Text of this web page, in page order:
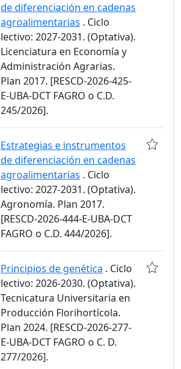
de diferenciación en cadenas
agroalimentarias . Ciclo
lectivo: 2027-2031. (Optativa).
Licenciatura en Economía y
Administración Agrarias.
Plan 2017. [RESCD-2026-425-
E-UBA-DCT FAGRO o C.D.
245/2026].
Estrategias e instrumentos
de diferenciación en cadenas
agroalimentarias . Ciclo
lectivo: 2027-2031. (Optativa).
Agronomía. Plan 2017.
[RESCD-2026-444-E-UBA-DCT
FAGRO o C.D. 444/2026].
Principios de genética . Ciclo
lectivo: 2026-2030. (Optativa).
Tecnicatura Universitaria en
Producción Florihortícola.
Plan 2024. [RESCD-2026-277-
E-UBA-DCT FAGRO o C. D.
277/2026].